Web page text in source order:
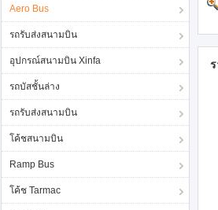
Aero Bus
รถรับส่งสนามบิน
อุปกรณ์สนามบิน Xinfa
รถบัสชั้นล่าง
รถรับส่งสนามบิน
โค้ชสนามบิน
Ramp Bus
โค้ช Tarmac